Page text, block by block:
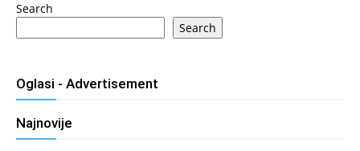
Search
Search
Oglasi - Advertisement
Najnovije